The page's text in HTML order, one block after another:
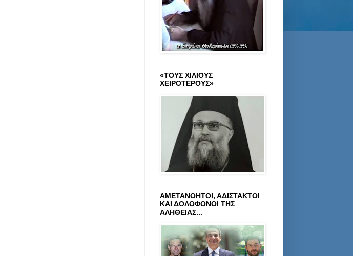
«ΤΟΥΣ ΧΙΛΙΟΥΣ
ΧΕΙΡΟΤΕΡΟΥΣ»
ΑΜΕΤΑΝΟΗΤΟΙ, ΑΔΙΣΤΑΚΤΟΙ
ΚΑΙ ΔΟΛΟΦΟΝΟΙ ΤΗΣ
ΑΛΗΘΕΙΑΣ...